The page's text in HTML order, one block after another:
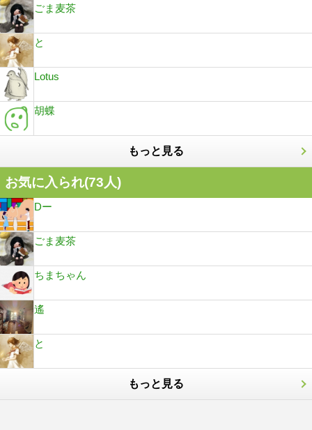
ごま麦茶
と
Lotus
胡蝶
もっと見る
お気に入られ(73人)
Dー
ごま麦茶
ちまちゃん
遙
と
もっと見る